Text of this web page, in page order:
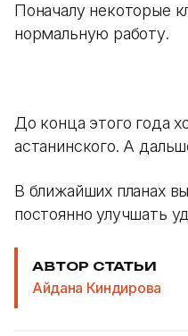
Поначалу некоторые
нормальную работу.
До конца этого года
астанинского. А
В ближайших планах
постоянно улучшать
АВТОР СТАТЬИ
Айдана Киндирова